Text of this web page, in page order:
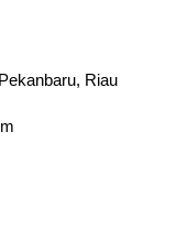
Riau